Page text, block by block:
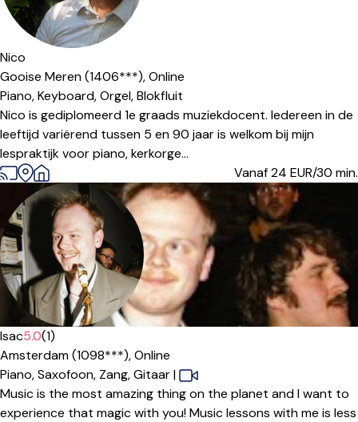
Nico
Gooise Meren (1406***),Online
Piano,Keyboard,Orgel,Blokfluit
Nico is gediplomeerd 1e graads muziekdocent. Iedereen in de
leeftijd variërend tussen 5 en 90 jaar is welkom bij mijn
lespraktijk voor piano, kerkorge...
Vanaf 24 EUR/30 min.
Isac5.0(1)
Amsterdam (1098***),Online
Piano,Saxofoon, Zang,Gitaar|
Music is the most amazing thing on the planet and I want to
experience that magic with you! Music lessons with me is less